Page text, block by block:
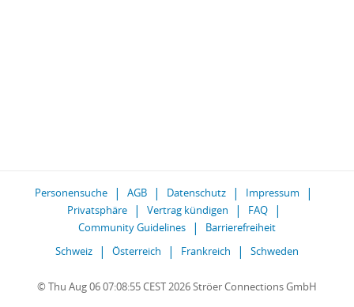
Personensuche AGB Datenschutz
Impressum
Privatsphäre
Vertrag kündigen
FAQ
Community Guidelines
Barrierefreiheit
Schweiz
Österreich Frankreich Schweden
© Thu Aug 06 07:08:55 CEST 2026 Ströer Connections GmbH